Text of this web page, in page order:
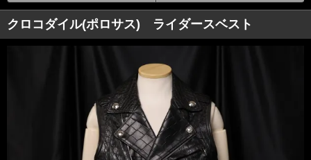
クロコダイル(ポロサス) ライダースベスト